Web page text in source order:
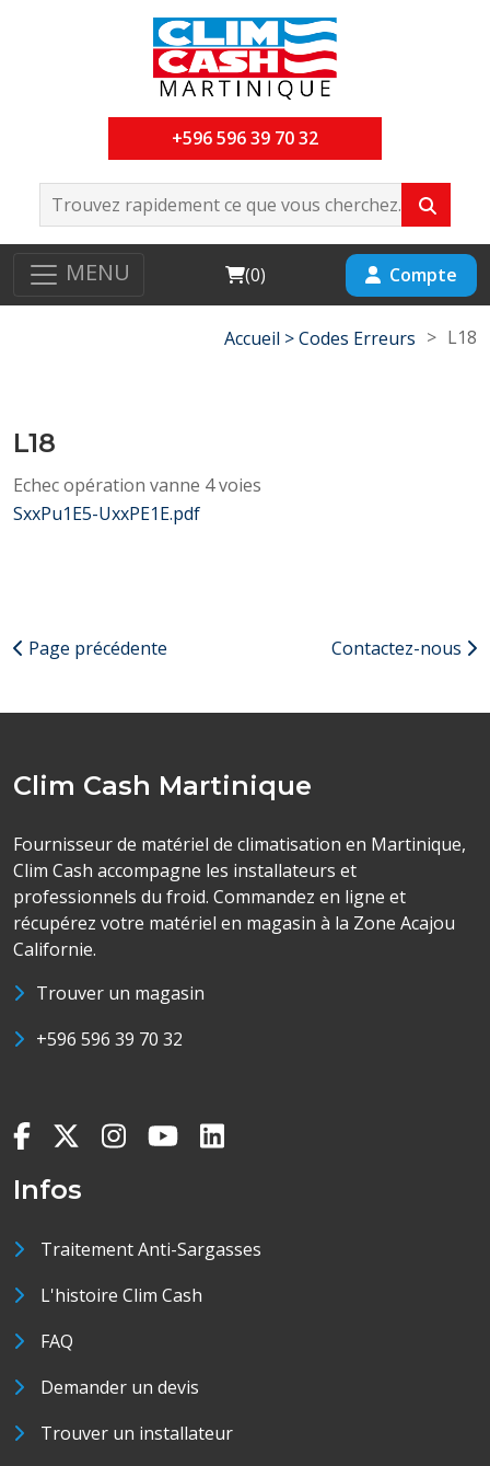
+596 596 39 70 32
MENU Cart
(0) Compte
Accueil >Codes Erreurs > L18
L18
Echec opération vanne 4 voies
SxxPu1E5-UxxPE1E.pdf
Page précédente Contactez-nous
Clim Cash Martinique
Fournisseur de matériel de climatisation en Martinique,
Clim Cash accompagne les installateurs et
professionnels du froid. Commandez en ligne et
récupérez votre matériel en magasin à la Zone Acajou
Californie.
Trouver un magasin
+596 596 39 70 32
Infos
Traitement Anti-Sargasses
L'histoire Clim Cash
FAQ
Demander un devis
Trouver un installateur